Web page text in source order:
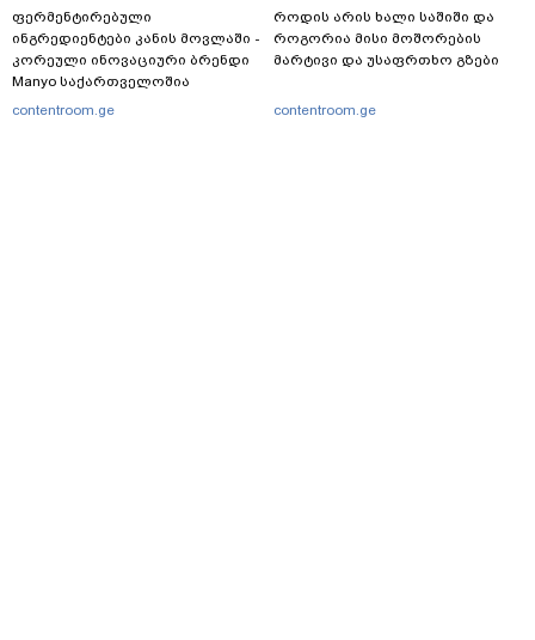
ფერმენტირებული
ინგრედიენტები კანის მოვლაში -
კორეული ინოვაციური ბრენდი
Manyo საქართველოშია
contentroom.ge
როდის არის ხალი საშიში და
როგორია მისი მოშორების
მარტივი და უსაფრთხო გზები
contentroom.ge